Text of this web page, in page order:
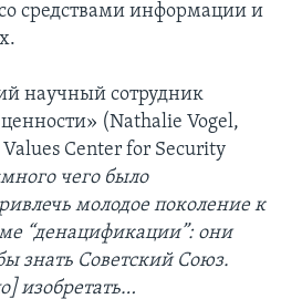
средствами информации и
научный сотрудник
(Nathalie Vogel,
Center for Security
чего было
молодое поколение к
“денацификации”: они
знать Советский Союз.
изобретать…